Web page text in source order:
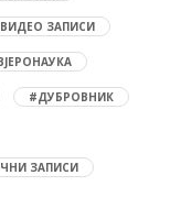
ЗАПИСИ
#ДУБРОВНИК
ЗАПИСИ